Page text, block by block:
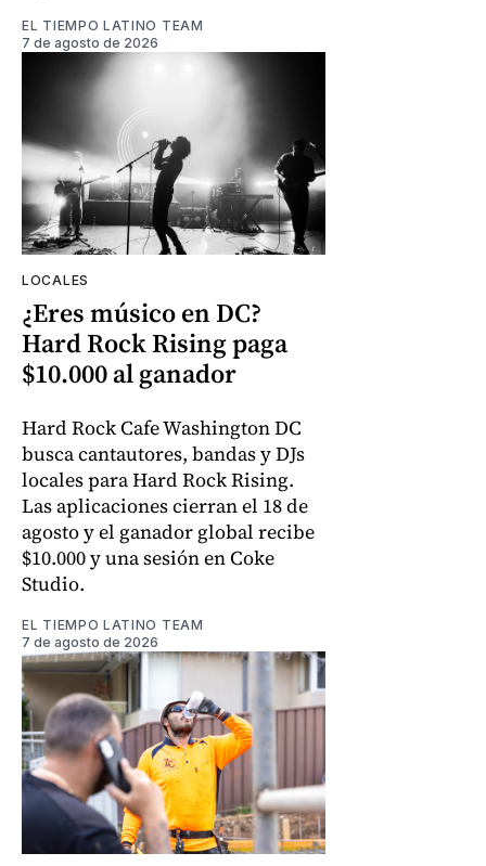
EL TIEMPO LATINO TEAM
7 de agosto de 2026
LOCALES
¿Eres músico en DC?
Hard Rock Rising paga
$10.000 al ganador
Hard Rock Cafe Washington DC
busca cantautores, bandas y DJs
locales para Hard Rock Rising.
Las aplicaciones cierran el 18 de
agosto y el ganador global recibe
$10.000 y una sesión en Coke
Studio.
EL TIEMPO LATINO TEAM
7 de agosto de 2026